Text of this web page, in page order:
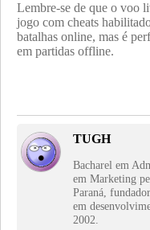
Lembre-se de que o voo
jogo com cheats
batalhas online, mas é
em partidas offline.
TUGH
Bacharel em
em Marketing
Paraná,
em
2002.